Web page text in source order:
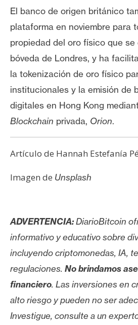
El banco de origen británico
plataforma en noviembre para
propiedad del oro físico que
bóveda de Londres, y ha
la tokenización de oro físico
institucionales y la emisión de
digitales en Hong Kong
Blockchain privada, Orion.
Artículo de Hannah Estefanía
Imagen de Unsplash
ADVERTENCIA:DiarioBitcoin
informativo y educativo sobre
incluyendo criptomonedas, IA,
regulaciones. No brindamos
financiero. Las inversiones en
alto riesgo y pueden no ser
Investigue, consulte a un